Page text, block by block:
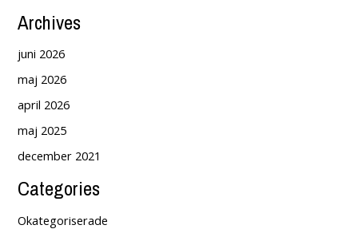
Archives
juni 2026
maj 2026
april 2026
maj 2025
december 2021
Categories
Okategoriserade